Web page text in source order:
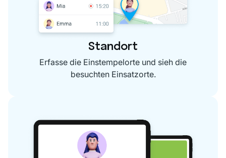
Standort
Erfasse die Einstempelorte und sieh die
besuchten Einsatzorte.